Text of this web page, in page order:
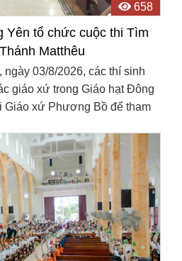
658
Yên tổ chức cuộc thi Tìm
Matthêu
03/8/2026, các thí sinh
giáo xứ trong Giáo hạt Đông
Giáo xứ Phương Bồ để tham